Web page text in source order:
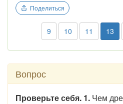
Поделиться
9 10 11 13
Вопрос
Проверьте себя. 1. Чем